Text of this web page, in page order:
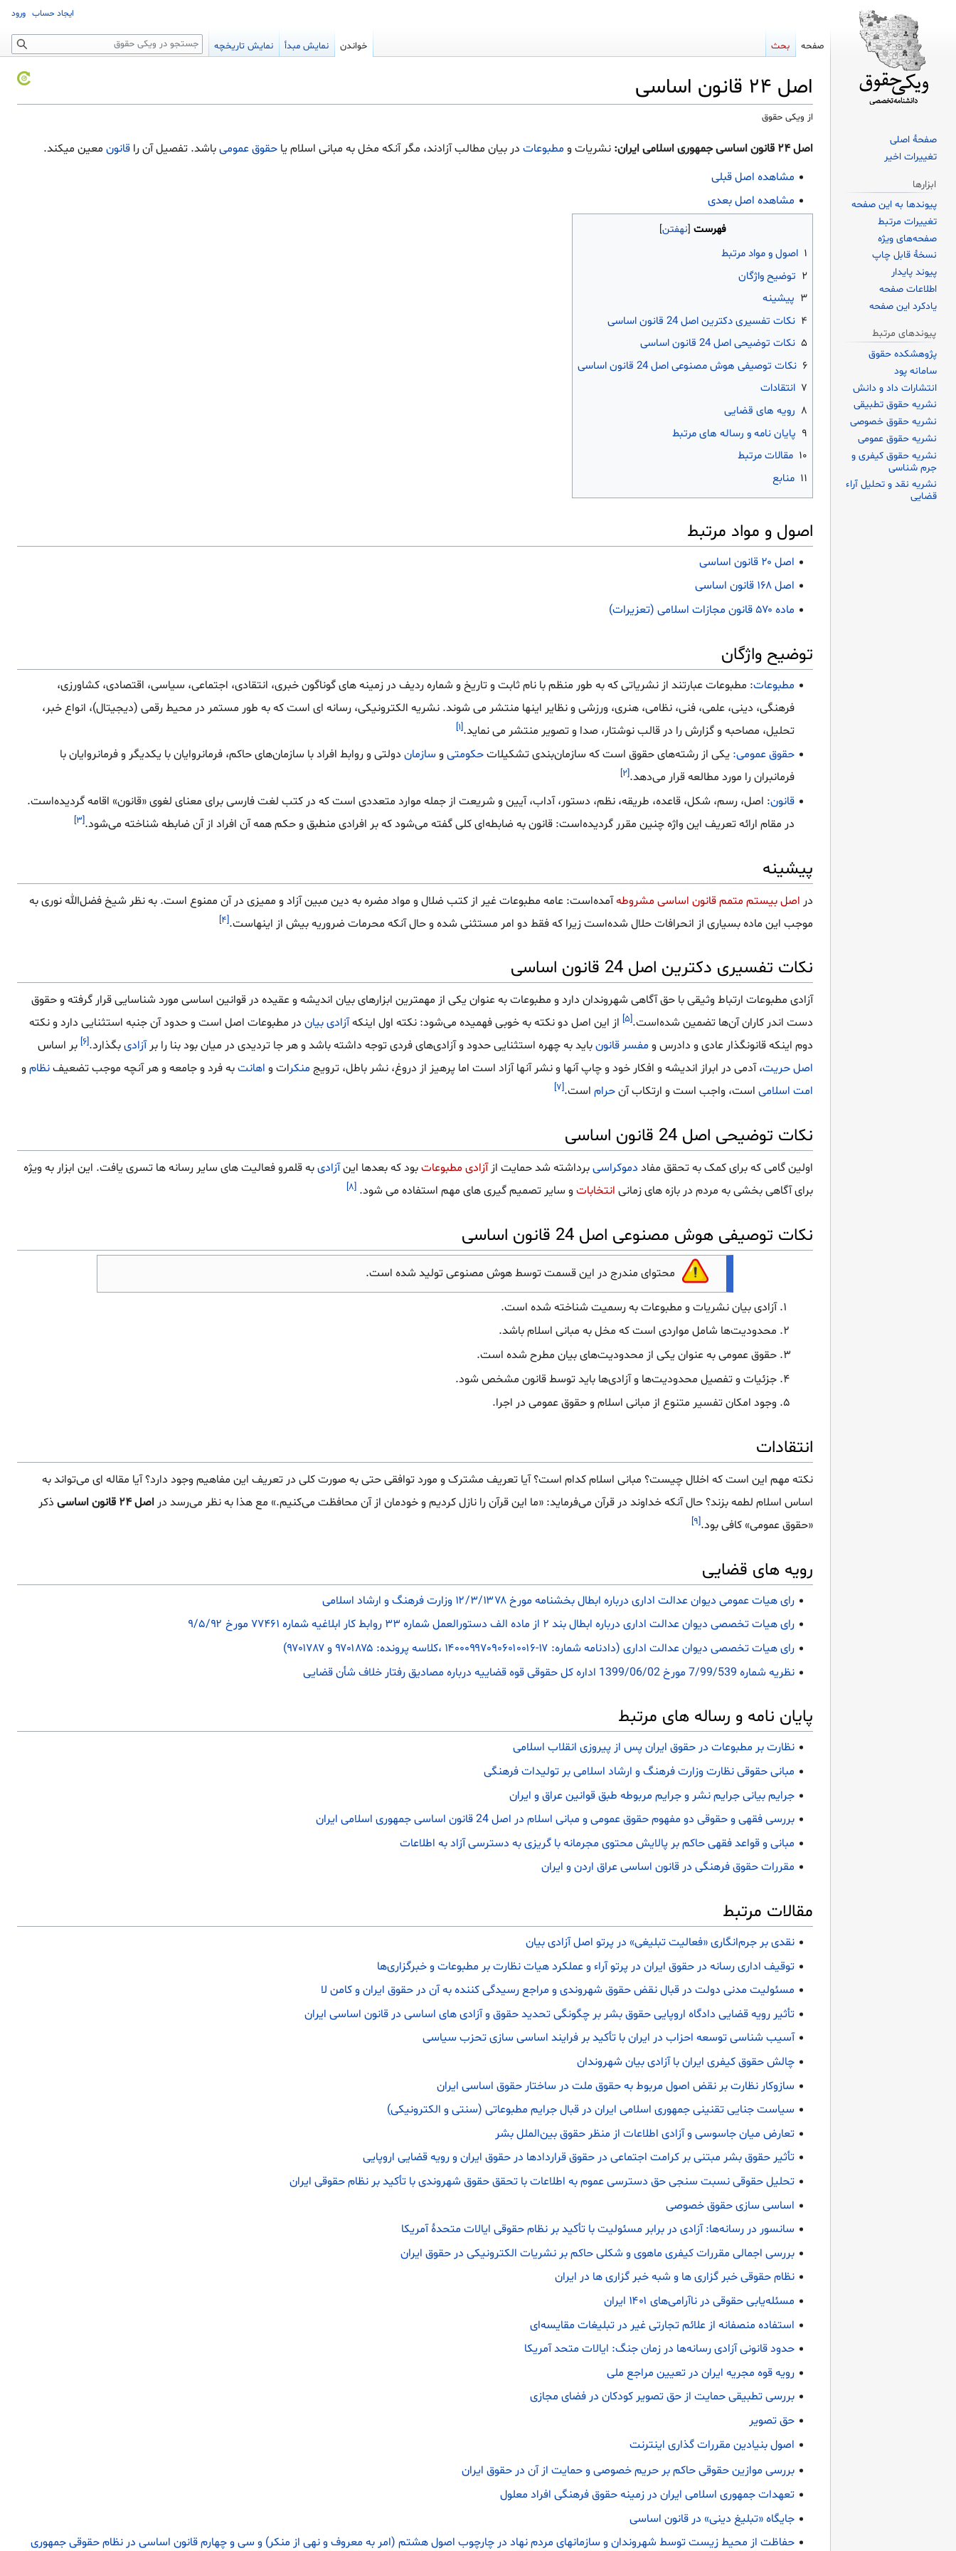
اصل ۲۴ قانون اساسی
از ویکی حقوق
پرش
ناوبری
پرش
جستجو
اصل ۲۴ قانون اساسی جمهوری اسلامی ایران: نشریات و مطبوعات در بیان مطالب آزادند، مگر آنكه مخل به مبانی اسلام یا حقوق عمومیباشد. تفصیل آن را قانون معین می‏كند.
مشاهده اصل قبلی
مشاهده اصل بعدی
فهرست
۱ اصول و مواد مرتبط
۲ توضیح واژگان
۳ پیشینه
۴ نکات تفسیری دکترین اصل 24 قانون اساسی
۵ نکات توضیحی اصل 24 قانون اساسی
۶ نکات توصیفی هوش مصنوعی اصل 24 قانون اساسی
۷ انتقادات
۸ رویه های قضایی
۹ پایان نامه و رساله های مرتبط
۱۰ مقالات مرتبط
۱۱ منابع
اصول و مواد مرتبط
اصل ۲۰ قانون اساسی
اصل ۱۶۸ قانون اساسی
ماده ۵۷۰ قانون مجازات اسلامی (تعزیرات)
توضیح واژگان
مطبوعات: مطبوعات عبارتند از نشریاتی که به طور منظم با نام ثابت و تاریخ و شماره ردیف در زمینه های گوناگون خبری، انتقادی، اجتماعی، سیاسی، اقتصادی، کشاورزی،
فرهنگی، دینی، علمی، فنی، نظامی، هنری، ورزشی و نظایر اینها منتشر می شوند. نشریه الکترونیکی، رسانه ای است که به طور مستمر در محیط رقمی (دیجیتال)، انواع خبر،
تحلیل، مصاحبه و گزارش را در قالب نوشتار، صدا و تصویر منتشر می نماید.[۱]
حقوق عمومی: یکی از رشته‌های حقوق است که سازمان‌بندی تشکیلاتحکومتیو سازماندولتی و روابط افراد با سازمان‌های حاکم، فرمانروایان با یکدیگر و فرمانروایان با
فرمانبران را مورد مطالعه قرار می‌دهد.[۲]
قانون: اصل، رسم، شکل، قاعده، طریقه، نظم، دستور، آداب، آیین و شریعت از جمله موارد متعددی است که در کتب لغت فارسی برای معنای لغوی «قانون» اقامه گردیده‌است.
در مقام ارائه تعریف این واژه چنین مقرر گردیده‌است: قانون به ضابطه‌ای کلی گفته می‌شود که بر افرادی منطبق و حکم همه آن افراد از آن ضابطه شناخته می‌شود.[۳]
پیشینه
در اصل بیستم متمم قانون اساسی مشروطهآمده‌است: عامه مطبوعات غیر از کتب ضلال و مواد مضره به دین مبین آزاد و ممیزی در آن ممنوع است. به نظر شیخ فضل‌الله نوری به
موجب این ماده بسیاری از انحرافات حلال شده‌است زیرا که فقط دو امر مستثنی شده و حال آنکه محرمات ضروریه بیش از اینهاست.[۴]
نکات تفسیری دکترین اصل 24 قانون اساسی
آزادی مطبوعات ارتباط وثیقی با حق آگاهی شهروندان دارد و مطبوعات به عنوان یکی از مهمترین ابزارهای بیان اندیشه و عقیده در قوانین اساسی مورد شناسایی قرار گرفته و حقوق
دست اندر کاران آن‌ها تضمین شده‌است.[۵] از این اصل دو نکته به خوبی فهمیده می‌شود: نکته اول اینکهآزادی بیان در مطبوعات اصل است و حدود آن جنبه استثنایی دارد و نکته
دوم اینکه قانونگذار عادی و دادرس و مفسر قانونباید به چهره استثنایی حدود و آزادی‌های فردی توجه داشته باشد و هر جا تردیدی در میان بود بنا را برآزادیبگذارد.[۶]
بر اساس
اصل حریت، آدمی در ابراز اندیشه و افکار خود و چاپ آنها و نشر آنها آزاد است اما پرهیز از دروغ، نشر باطل، ترویج منکرات و اهانتبه فرد و جامعه و هر آنچه موجب تضعیفنظام و
امت اسلامی است، واجب است و ارتکاب آنحرام است.[۷]
نکات توضیحی اصل 24 قانون اساسی
اولین گامی که برای کمک به تحقق مفاد دموکراسیبرداشته شد حمایت ازآزادی مطبوعاتبود که بعدها اینآزادیبه قلمرو فعالیت های سایر رسانه ها تسری یافت. این ابزار به ویژه
برای آگاهی بخشی به مردم در بازه های زمانی انتخابات و سایر تصمیم گیری های مهم استفاده می شود. [۸]
نکات توصیفی هوش مصنوعی اصل 24 قانون اساسی
محتوای مندرج در این قسمت توسط هوش مصنوعی تولید شده است.
آزادی بیان نشریات و مطبوعات به رسمیت شناخته شده است.
محدودیت‌ها شامل مواردی است که مخل به مبانی اسلام باشد.
حقوق عمومی به عنوان یکی از محدودیت‌های بیان مطرح شده است.
جزئیات و تفصیل محدودیت‌ها و آزادی‌ها باید توسط قانون مشخص شود.
وجود امکان تفسیر متنوع از مبانی اسلام و حقوق عمومی در اجرا.
انتقادات
نکته مهم این است که اخلال چیست؟ مبانی اسلام کدام است؟ آیا تعریف مشترک و مورد توافقی حتی به صورت کلی در تعریف این مفاهیم وجود دارد؟ آیا مقاله ای می‌تواند به
اساس اسلام لطمه بزند؟ حال آنکه خداوند در قرآن می‌فرماید: «ما این قرآن را نازل کردیم و خودمان از آن محافظت می‌کنیم.» مع هذا به نظر می‌رسد در اصل ۲۴ قانون اساسی
ذکر
«حقوق عمومی» کافی بود.[۹]
رویه های قضایی
رای هیات عمومی دیوان عدالت اداری درباره ابطال بخشنامه مورخ ۱۲/۳/۱۳۷۸ وزارت فرهنگ و ارشاد اسلامی
رای هیات تخصصی دیوان عدالت اداری درباره ابطال بند ۲ از ماده الف دستورالعمل شماره ۳۳ روابط کار ابلاغیه شماره ۷۷۴۶۱ مورخ ۹/۵/۹۲
رای هیات تخصصی دیوان عدالت اداری (دادنامه شماره: ۱۷-۱۴۰۰۰۹۹۷۰۹۰۶۰۱۰۰۱۶ ،کلاسه پرونده: ۹۷۰۱۸۷۵ و ۹۷۰۱۷۸۷)
نظریه شماره 7/99/539 مورخ 1399/06/02 اداره کل حقوقی قوه قضاییه درباره مصادیق رفتار خلاف شأن قضایی
پایان نامه و رساله های مرتبط
نظارت بر مطبوعات در حقوق ایران پس از پیروزی انقلاب اسلامی
مبانی حقوقی نظارت وزارت فرهنگ و ارشاد اسلامی بر تولیدات فرهنگی
جرایم بیانی جرایم نشر و جرایم مربوطه طبق قوانین عراق و ایران
بررسی فقهی و حقوقی دو مفهوم حقوق عمومی و مبانی اسلام در اصل 24 قانون اساسی جمهوری اسلامی ایران
مبانی و قواعد فقهی حاکم بر پالایش محتوی مجرمانه با گریزی به دسترسی آزاد به اطلاعات
مقررات حقوق فرهنگی در قانون اساسی عراق اردن و ایران
مقالات مرتبط
نقدی بر جرم‌انگاری «فعالیت تبلیغی» در پرتو اصل آزادی بیان
توقیف اداری رسانه در حقوق ایران در پرتو آراء و عملکرد هیات نظارت بر مطبوعات و خبرگزاری‌ها
مسئولیت مدنی دولت در قبال نقض حقوق شهروندی و مراجع رسیدگی کننده به آن در حقوق ایران و کامن لا
تأثیر رویه قضایی دادگاه اروپایی حقوق بشر بر چگونگی تحدید حقوق و آزادی های اساسی در قانون اساسی ایران
آسیب شناسی توسعه احزاب در ایران با تأکید بر فرایند اساسی سازی تحزب سیاسی
چالش حقوق کیفری ایران با آزادی بیان شهروندان
سازوکار نظارت بر نقض اصول مربوط به حقوق ملت در ساختار حقوق اساسی ایران
سیاست جنایی تقنینی جمهوری اسلامی ایران در قبال جرایم مطبوعاتی (سنتی و الکترونیکی)
تعارض میان جاسوسی و آزادی اطلاعات از منظر حقوق بین‌الملل بشر
تأثیر حقوق بشر مبتنی بر کرامت اجتماعی در حقوق قراردادها در حقوق ایران و رویه قضایی اروپایی
تحلیل حقوقی نسبت سنجی حق دسترسی عموم به اطلاعات با تحقق حقوق شهروندی با تأکید بر نظام حقوقی ایران
اساسی سازی حقوق خصوصی
سانسور در رسانه‌ها: آزادی در برابر مسئولیت با تأکید بر نظام حقوقی ایالات متحدۀ آمریکا
بررسی اجمالی مقررات کیفری ماهوی و شکلی حاکم بر نشریات الکترونیکی در حقوق ایران
نظام حقوقی خبر گزاری ها و شبه خبر گزاری ها در ایران
مسئله‌یابی حقوقی در ناآرامی‌های ۱۴۰۱ ایران
استفاده منصفانه از علائم تجارتی غیر در تبلیغات مقایسه‌ای
حدود قانونی‌ آزادی‌ رسانه‌ها در زمان‌ جنگ‌: ایالات‌ متحد آمریکا
رویه قوه مجریه ایران در تعیین مراجع ملی
بررسی تطبیقی حمایت از حق تصویر کودکان در فضای مجازی
حق تصویر
اصول بنیادین مقررات گذاری اینترنت
بررسی موازین حقوقی حاکم بر حریم خصوصی و حمایت از آن در حقوق ایران
تعهدات جمهوری اسلامی ایران در زمینه حقوق فرهنگی افراد معلول
جایگاه «تبلیغ دینی» در قانون اساسی
حفاظت از محیط زیست توسط شهروندان و سازمانهای مردم نهاد در چارچوب اصول هشتم (امر به معروف و نهی از منکر) و سی و چهارم قانون اساسی در نظام حقوقی جمهوری
ایجاد حساب ورود
صفحه بحث خواندن نمایش مبدأ نمایش تاریخچه جستجو
صفحهٔ اصلی
تغییرات اخیر
ابزارها
پیوندها به این صفحه
تغییرات مرتبط
صفحه‌های ویژه
نسخهٔ قابل چاپ
پیوند پایدار
اطلاعات صفحه
یادکرد این صفحه
پیوندهای مرتبط
پژوهشکده حقوق
سامانه پود
انتشارات داد و دانش
نشریه حقوق تطبیقی
نشریه حقوق خصوصی
نشریه حقوق عمومی
نشریه حقوق کیفری و
جرم شناسی
نشریه نقد و تحلیل آراء
قضایی